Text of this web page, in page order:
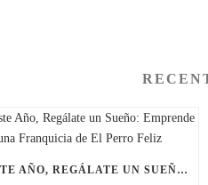
ESTE AÑO, REGÁLATE UN SUEÑO: EMPRENDE CON UNA FRANQUICIA DE EL PERRO FELIZ